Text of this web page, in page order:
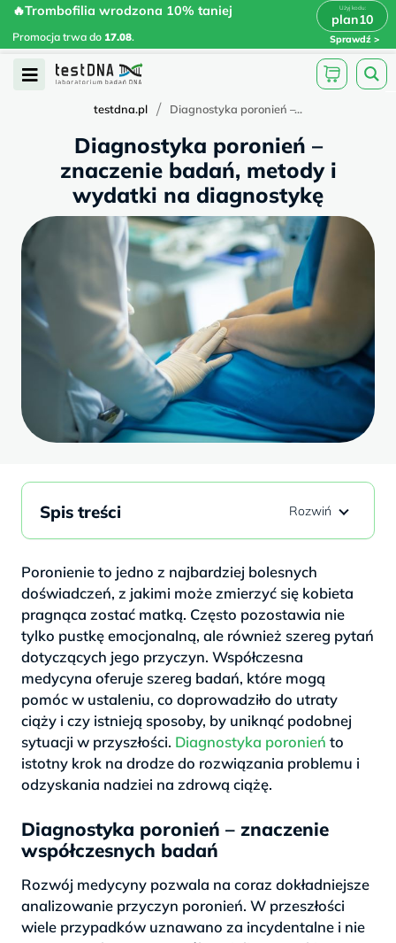
Skip
content
🔥Trombofilia wrodzona 10% taniej
Promocja trwa do 17.08.
plan10
Sprawdź
🔥Trombofilia wrodzona 10% taniej
plan10 x
Open
testdna.pl / Diagnostyka poronień –...
Diagnostyka poronień –
znaczenie badań, metody i
wydatki na diagnostykę
Poronienie to jedno z najbardziej bolesnych
doświadczeń, z jakimi może zmierzyć się kobieta
pragnąca zostać matką. Często pozostawia nie
tylko pustkę emocjonalną, ale również szereg pytań
dotyczących jego przyczyn. Współczesna
medycyna oferuje szereg badań, które mogą
pomóc w ustaleniu, co doprowadziło do utraty
ciąży i czy istnieją sposoby, by uniknąć podobnej
sytuacji w przyszłości. Diagnostyka poronień to
istotny krok na drodze do rozwiązania problemu i
odzyskania nadziei na zdrową ciążę.
Diagnostyka poronień – znaczenie
współczesnych badań
Rozwój medycyny pozwala na coraz dokładniejsze
analizowanie przyczyn poronień. W przeszłości
wiele przypadków uznawano za incydentalne i nie
Spis treści